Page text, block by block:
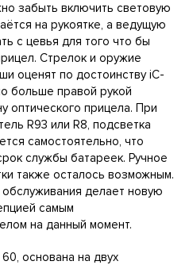
забыть включить световую
на рукояткe, а ведущую
с цевья для того что бы
Стрелок и оружие
оценят по достоинству iC-
больше правой рукой
оптического прицела. При
R93 или R8, подсветка
самостоятельно, что
службы батареек. Ручное
также осталось возможным.
делает новую
самым
на данный момент.
основана на двух